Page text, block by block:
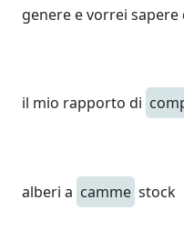
genere e vorrei
il mio rapporto di
alberi a camme stock